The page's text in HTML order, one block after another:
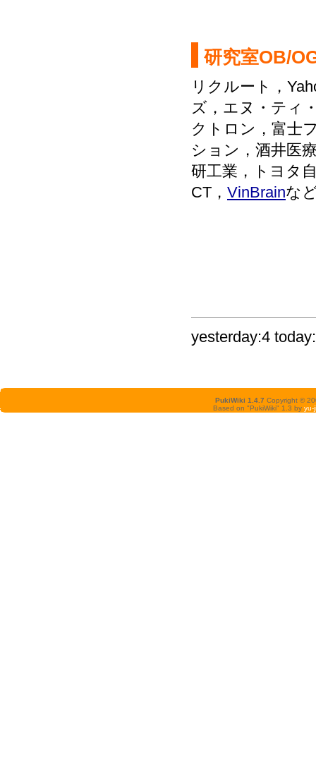
研究室OB/
リクルート，
ズ，エヌ・ティ
クトロン，富士
ション，酒井医
研工業，トヨタ
CT， VinBrainな
yesterday:4
PukiWiki 1.4.7 Copyright ©
Based on "PukiWiki" 1.3 by yu-ji